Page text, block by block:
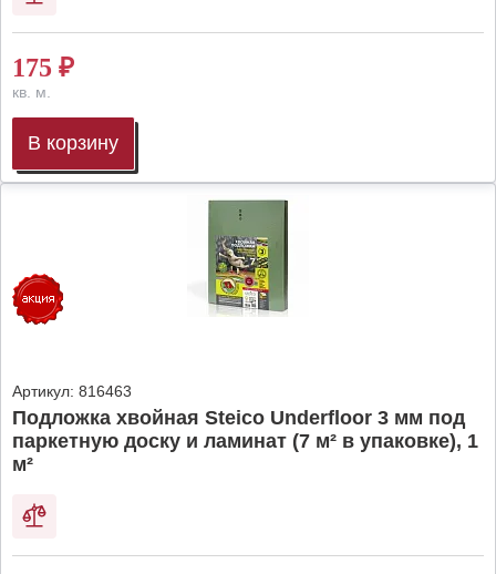
175 ₽
кв. м.
В корзину
Артикул: 816463
Подложка хвойная Steico Underfloor 3 мм под
паркетную доску и ламинат (7 м² в упаковке), 1
м²